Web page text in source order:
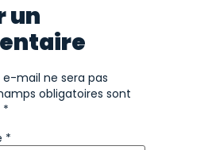
un
mail ne sera pas
obligatoires sont
*
*